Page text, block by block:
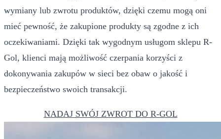
wymiany lub zwrotu produktów, dzięki czemu mogą oni
mieć pewność, że zakupione produkty są zgodne z ich
oczekiwaniami. Dzięki tak wygodnym usługom sklepu R-
Gol, klienci mają możliwość czerpania korzyści z
dokonywania zakupów w sieci bez obaw o jakość i
bezpieczeństwo swoich transakcji.
NADAJ SWÓJ ZWROT DO R-GOL